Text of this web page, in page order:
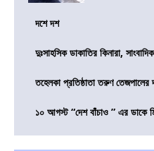
দশে দশ
দুঃসাহসিক ডাকাতির কিনারা,
তহেলকা প্রতিষ্ঠাতা তরুণ তেজপালের
১০ আগস্ট “দেশ বাঁচাও ” এর ডাকে